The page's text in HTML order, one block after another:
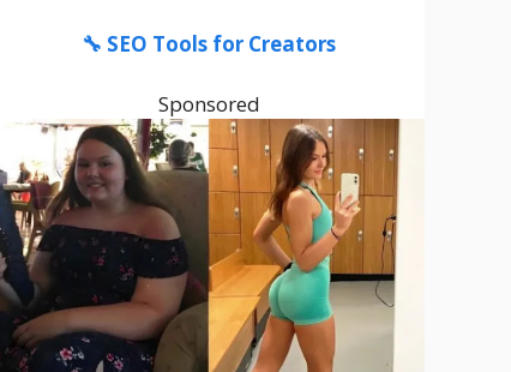
🔧 SEO Tools for Creators
Sponsored